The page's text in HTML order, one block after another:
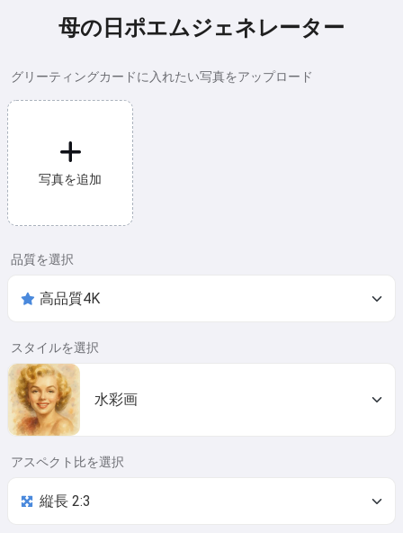
母の日ポエムジェネレーター
グリーティングカードに入れたい写真をアップロード
写真を追加
品質を選択
スタイルを選択
水彩画
アスペクト比を選択